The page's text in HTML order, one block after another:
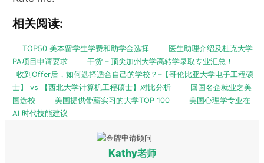
相关阅读:
TOP50 美本留学生学费和助学金选择
医生助理介绍及杜克大学
PA项目申请要求
干货 – 顶尖加州大学高转学录取专业汇总！
收到Offer后，如何选择适合自己的学校？–【哥伦比亚大学电子工程硕
士】 vs 【西北大学计算机工程硕士】对比分析
回国名企就业之美
国选校
美国提供带薪实习的大学TOP 100
美国心理学专业在
AI 时代技能建议
Kathy老师